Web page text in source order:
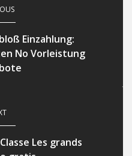
Einzahlung:
No Vorleistung
Les grands